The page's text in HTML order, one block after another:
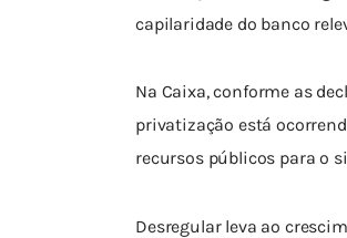
capilaridade do banco
Na Caixa, conforme as
privatização está
recursos públicos para o
Desregular leva ao